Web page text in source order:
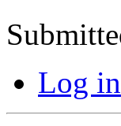
Log in